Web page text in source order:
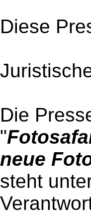
Diese
Die
"
neue
steht